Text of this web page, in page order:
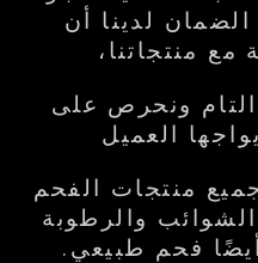
لدينا أن
منتجاتنا،
ونحرص على
العميل
منتجات الفحم
والرطوبة
أيضًا فحم طبيعي.